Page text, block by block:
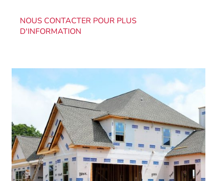
NOUS CONTACTER POUR PLUS
D'INFORMATION